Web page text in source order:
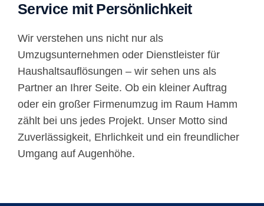
Service mit Persönlichkeit
Wir verstehen uns nicht nur als
Umzugsunternehmen oder Dienstleister für
Haushaltsauflösungen – wir sehen uns als
Partner an Ihrer Seite. Ob ein kleiner Auftrag
oder ein großer Firmenumzug im Raum Hamm
zählt bei uns jedes Projekt. Unser Motto sind
Zuverlässigkeit, Ehrlichkeit und ein freundlicher
Umgang auf Augenhöhe.